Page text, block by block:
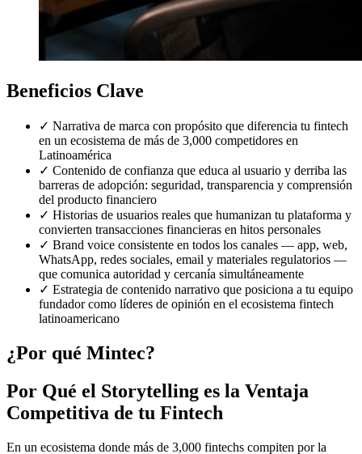
Beneficios Clave
✓ Narrativa de marca con propósito que diferencia tu fintech
en un ecosistema de más de 3,000 competidores en
Latinoamérica
✓ Contenido de confianza que educa al usuario y derriba las
barreras de adopción: seguridad, transparencia y comprensión
del producto financiero
✓ Historias de usuarios reales que humanizan tu plataforma y
convierten transacciones financieras en hitos personales
✓ Brand voice consistente en todos los canales — app, web,
WhatsApp, redes sociales, email y materiales regulatorios —
que comunica autoridad y cercanía simultáneamente
✓ Estrategia de contenido narrativo que posiciona a tu equipo
fundador como líderes de opinión en el ecosistema fintech
latinoamericano
¿Por qué Mintec?
Por Qué el Storytelling es la Ventaja
Competitiva de tu Fintech
En un ecosistema donde más de 3,000 fintechs compiten por la